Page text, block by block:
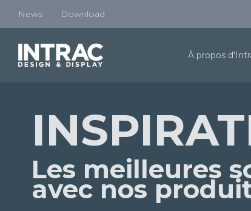
News Download
À propos
Les meilleures
avec nos